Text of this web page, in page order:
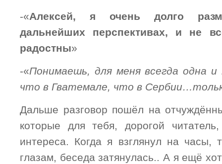
-«Алексей, я очень долго
дальнейших перспективах, и не
радостны»
-«Понимаешь, для меня всегда одна
что в Гватемале, что в
Дальше разговор пошёл на
которые для тебя, дорогой
интереса. Когда я взглянул на часы,
глазам, беседа затянулась.. А я ещё